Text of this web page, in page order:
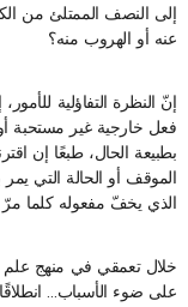
إلى النصف الممتلئ من
عنه أو الهروب منه؟
إنّ النظرة التفاؤلية
فعل خارجية غير مستحبة
بطبيعة الحال، طبعًا إن
الموقف أو الحالة التي
الذي يخفّ مفعوله كلما
خلال تعمقي في منهج علم
على ضوء الأسباب…